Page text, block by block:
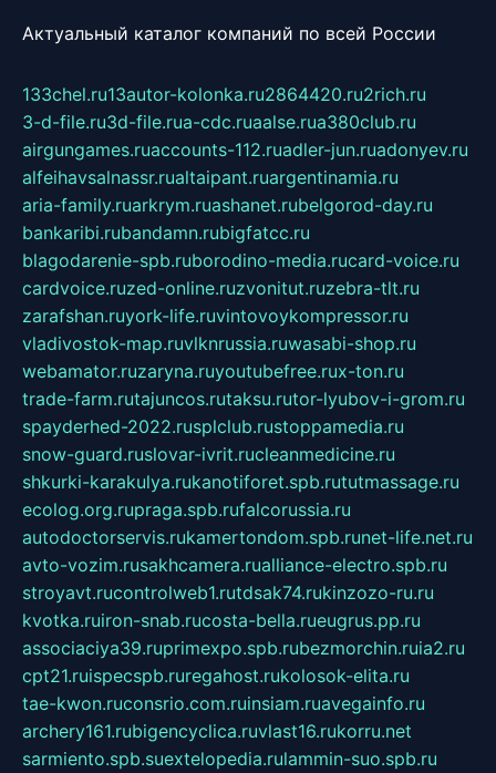
Актуальный каталог компаний по всей России
133chel.ru13autor-kolonka.ru2864420.ru2rich.ru
3-d-file.ru3d-file.rua-cdc.ruaalse.rua380club.ru
airgungames.ruaccounts-112.ruadler-jun.ruadonyev.ru
alfeihavsalnassr.rualtaipant.ruargentinamia.ru
aria-family.ruarkrym.ruashanet.rubelgorod-day.ru
bankaribi.rubandamn.rubigfatcc.ru
blagodarenie-spb.ruborodino-media.rucard-voice.ru
cardvoice.ruzed-online.ruzvonitut.ruzebra-tlt.ru
zarafshan.ruyork-life.ruvintovoykompressor.ru
vladivostok-map.ruvlknrussia.ruwasabi-shop.ru
webamator.ruzaryna.ruyoutubefree.rux-ton.ru
trade-farm.rutajuncos.rutaksu.rutor-lyubov-i-grom.ru
spayderhed-2022.rusplclub.rustoppamedia.ru
snow-guard.ruslovar-ivrit.rucleanmedicine.ru
shkurki-karakulya.rukanotiforet.spb.rututmassage.ru
ecolog.org.rupraga.spb.rufalcorussia.ru
autodoctorservis.rukamertondom.spb.runet-life.net.ru
avto-vozim.rusakhcamera.rualliance-electro.spb.ru
stroyavt.rucontrolweb1.rutdsak74.rukinzozo-ru.ru
kvotka.ruiron-snab.rucosta-bella.rueugrus.pp.ru
associaciya39.ruprimexpo.spb.rubezmorchin.ruia2.ru
cpt21.ruispecspb.ruregahost.rukolosok-elita.ru
tae-kwon.ruconsrio.com.ruinsiam.ruavegainfo.ru
archery161.rubigencyclica.ruvlast16.rukorru.net
sarmiento.spb.suextelopedia.rulammin-suo.spb.ru